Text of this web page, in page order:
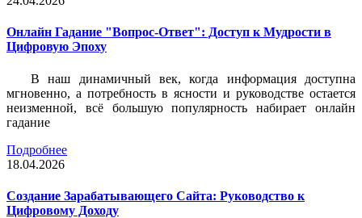
Онлайн Гадание "Вопрос-Ответ": Доступ к Мудрости в
Цифровую Эпоху
В наш динамичный век, когда информация доступна
мгновенно, а потребность в ясности и руководстве остается
неизменной, всё большую популярность набирает онлайн
гадание
Подробнее
18.04.2026
Создание Зарабатывающего Сайта: Руководство к
Цифровому Доходу